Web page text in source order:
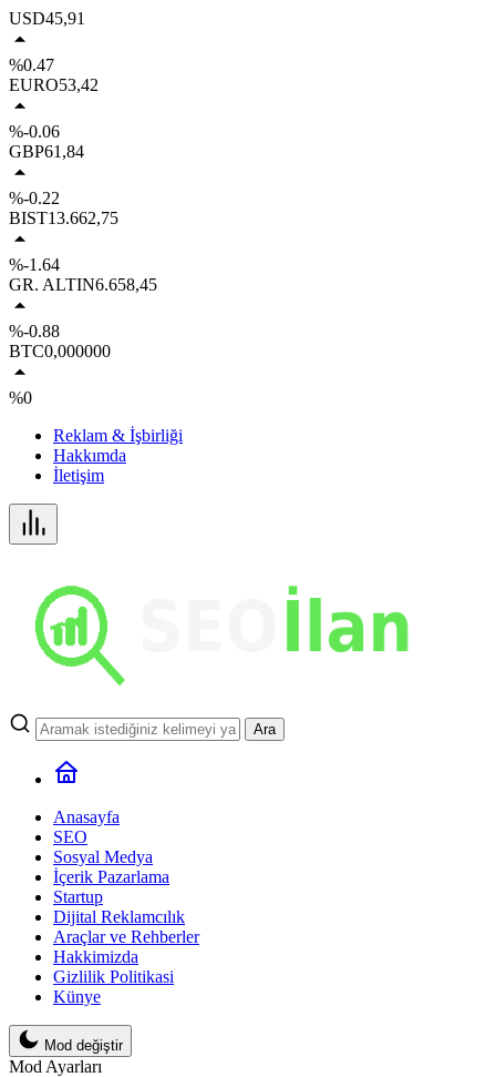
USD45,91
%0.47
EURO53,42
%-0.06
GBP61,84
%-0.22
BIST13.662,75
%-1.64
GR. ALTIN6.658,45
%-0.88
BTC0,000000
%0
Reklam & İşbirliği
Hakkımda
İletişim
Ara
Anasayfa
SEO
Sosyal Medya
İçerik Pazarlama
Startup
Dijital Reklamcılık
Araçlar ve Rehberler
Hakkimizda
Gizlilik Politikasi
Künye
Mod değiştir
Mod Ayarları